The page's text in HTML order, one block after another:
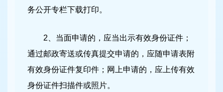
务公开专栏下载打印。
2、当面申请的，应当出示有效身份证件；
通过邮政寄送或传真提交申请的，应随申请表附
有效身份证件复印件；网上申请的，应上传有效
身份证件扫描件或照片。